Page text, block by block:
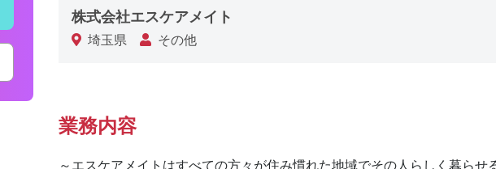
株式会社エスケアメイト
埼玉県 その他
業務内容
～エスケアメイトはすべての方々が住み慣れた地域でその人らしく暮ら